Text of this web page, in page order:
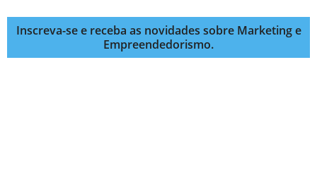
Inscreva-se e receba as novidades sobre Marketing e
Empreendedorismo.